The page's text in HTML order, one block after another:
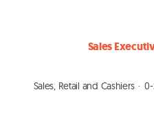
Sales
Sales, Retail and Cashiers